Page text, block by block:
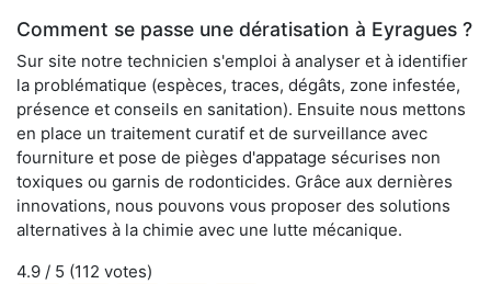
Comment se passe une dératisation à Eyragues ?
Sur site notre technicien s'emploi à analyser et à identifier
la problématique (espèces, traces, dégâts, zone infestée,
présence et conseils en sanitation). Ensuite nous mettons
en place un traitement curatif et de surveillance avec
fourniture et pose de pièges d'appatage sécurises non
toxiques ou garnis de rodonticides. Grâce aux dernières
innovations, nous pouvons vous proposer des solutions
alternatives à la chimie avec une lutte mécanique.
4.9 / 5 (112 votes)